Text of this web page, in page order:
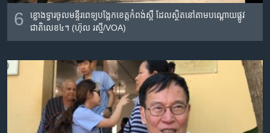
6
ខ្លោង​ទ្វារ​ចូលមន្ទីរ​ពេទ្យ​បង្អែក​ខេត្តកំពង់​ស្ពឺ​ ដែល​ស្ថិត​នៅ​តាម​បណ្តោយ​ផ្លូវ
ជាតិ​លេខ​៤។ (ហ៊ុល រស្មី/VOA)